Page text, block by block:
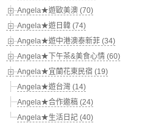
Angela★遊歐美澳 (70)
Angela★遊日韓 (74)
Angela★遊中港澳泰新菲 (34)
Angela★下午茶&美食心情 (60)
Angela★宜蘭花東民宿 (19)
Angela★遊台灣 (14)
Angela★合作邀稿 (24)
Angela★生活日記 (40)